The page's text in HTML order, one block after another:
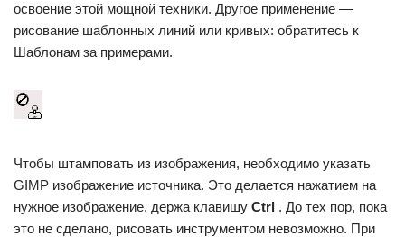
освоение этой мощной техники. Другое применение —
рисование шаблонных линий или кривых: обратитесь к
Шаблонам за примерами.
Чтобы штамповать из изображения, необходимо указать
GIMP изображение источника. Это делается нажатием на
нужное изображение, держа клавишу Ctrl . До тех пор, пока
это не сделано, рисовать инструментом невозможно. При